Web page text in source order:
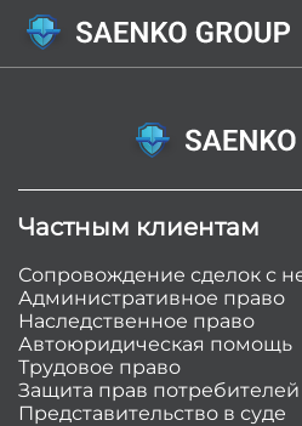
Частным клиентам
Сопровождение сделок с
Административное право
Наследственное право
Автоюридическая помощь
Трудовое право
Защита прав потребителей
Представительство в суде